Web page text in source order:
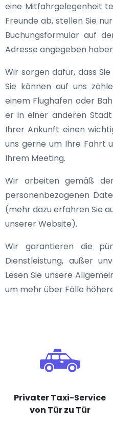
eine Mitfahrgelegenheit
Freunde ab, stellen Sie
Buchungsformular auf
Adresse angegeben
Wir sorgen dafür, dass
Sie können auf uns
einem Flughafen oder
er in einer anderen
Ihrer Ankunft einen
uns gerne um Ihre Fahrt
Ihrem Meeting.
Wir arbeiten gemäß
personenbezogenen
(mehr dazu erfahren Sie
unserer Website).
Wir garantieren die
Dienstleistung, außer
Lesen Sie unsere
um mehr über Fälle
Privater Taxi-Service
von Tür zu Tür